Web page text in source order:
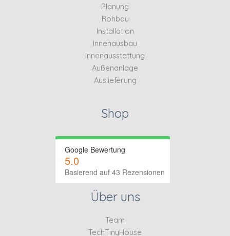
Planung
Rohbau
Installation
Innenausbau
Innenausstattung
Außenanlage
Auslieferung
Shop
Google Bewertung
5.0
Basierend auf 43 Rezensionen
Über uns
Team
TechTinyHouse